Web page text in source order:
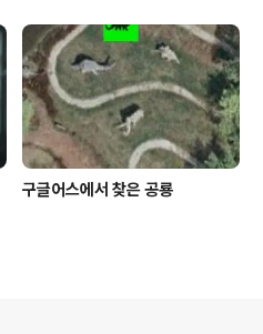
구글어스에서 찾은 공룡